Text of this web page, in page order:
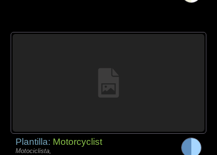
Plantilla: Motorcyclist
Motociclista,